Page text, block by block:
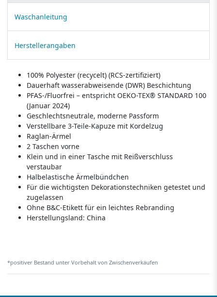
Waschanleitung
Herstellerangaben
100% Polyester (recycelt) (RCS-zertifiziert)
Dauerhaft wasserabweisende (DWR) Beschichtung
PFAS-/Fluorfrei – entspricht OEKO-TEX® STANDARD 100
(Januar 2024)
Geschlechtsneutrale, moderne Passform
Verstellbare 3-Teile-Kapuze mit Kordelzug
Raglan-Ärmel
2 Taschen vorne
Klein und in einer Tasche mit Reißverschluss
verstaubar
Halbelastische Ärmelbündchen
Für die wichtigsten Dekorationstechniken getestet und
zugelassen
Ohne B&C-Etikett für ein leichtes Rebranding
Herstellungsland: China
*positiver Bestand unter Vorbehalt von Zwischenverkäufen